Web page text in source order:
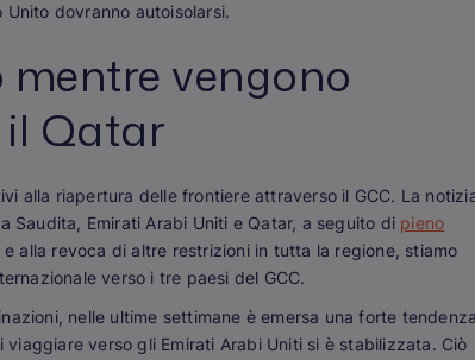
dovranno autoisolarsi.
vengono
Qatar
alla riapertura delle frontiere attraverso il GCC. La
Emirati Arabi Uniti e Qatar, a seguito di pieno
alla revoca di altre restrizioni in tutta la regione, stiamo
verso i tre paesi del GCC.
nelle ultime settimane è emersa una forte
verso gli Emirati Arabi Uniti si è stabilizzata. Ciò